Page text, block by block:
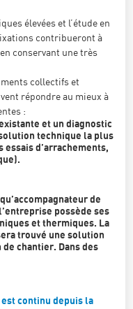
élevées et l’étude en
contribueront à
conservant une très
collectifs et
répondre au mieux à
:
et un diagnostic
technique la plus
d’arrachements,
de
possède ses
et thermiques. La
trouvé une solution
chantier. Dans des
continu depuis la